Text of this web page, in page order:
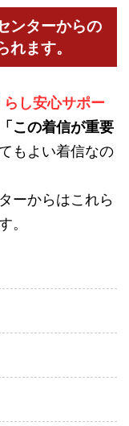
ンターからの
れます。
し安心サポー
「この着信が重要
もよい着信なの
ーからはこれら
。